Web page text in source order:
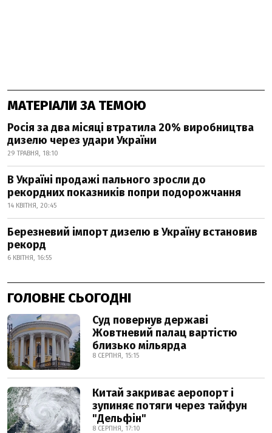
МАТЕРІАЛИ ЗА ТЕМОЮ
Росія за два місяці втратила 20% виробництва
дизелю через удари України
29 ТРАВНЯ, 18:10
В Україні продажі пального зросли до
рекордних показників попри подорожчання
14 КВІТНЯ, 20:45
Березневий імпорт дизелю в Україну встановив
рекорд
6 КВІТНЯ, 16:55
ГОЛОВНЕ СЬОГОДНІ
Суд повернув державі
Жовтневий палац вартістю
близько мільярда
8 СЕРПНЯ, 15:15
Китай закриває аеропорт і
зупиняє потяги через тайфун
"Дельфін"
8 СЕРПНЯ, 17:10